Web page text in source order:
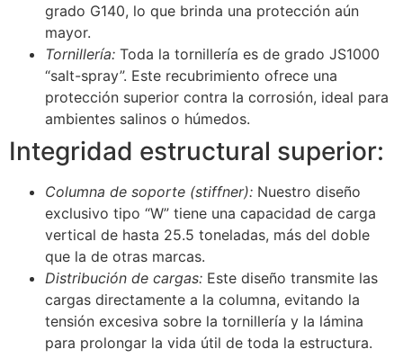
grado G140, lo que brinda una protección aún
mayor.
Tornillería: Toda la tornillería es de grado JS1000
“salt-spray”. Este recubrimiento ofrece una
protección superior contra la corrosión, ideal para
ambientes salinos o húmedos.
Integridad estructural superior:
Columna de soporte (stiffner): Nuestro diseño
exclusivo tipo “W” tiene una capacidad de carga
vertical de hasta 25.5 toneladas, más del doble
que la de otras marcas.
Distribución de cargas: Este diseño transmite las
cargas directamente a la columna, evitando la
tensión excesiva sobre la tornillería y la lámina
para prolongar la vida útil de toda la estructura.